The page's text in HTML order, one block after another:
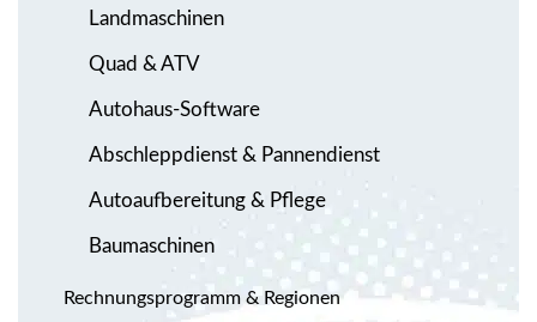
Landmaschinen
Quad & ATV
Autohaus-Software
Abschleppdienst & Pannendienst
Autoaufbereitung & Pflege
Baumaschinen
Rechnungsprogramm & Regionen